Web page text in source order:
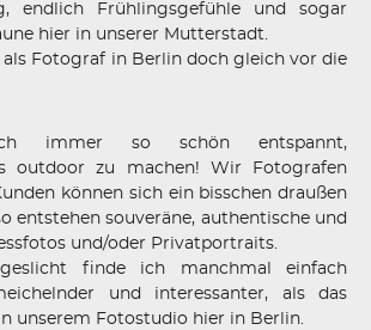
endlich Frühlingsgefühle und sogar
hier in unserer Mutterstadt.
als Fotograf in Berlin doch gleich vor die
immer so schön entspannt,
outdoor zu machen! Wir Fotografen
können sich ein bisschen draußen
entstehen souveräne, authentische und
und/oder Privatportraits.
finde ich manchmal einfach
und interessanter, als das
unserem Fotostudio hier in Berlin.